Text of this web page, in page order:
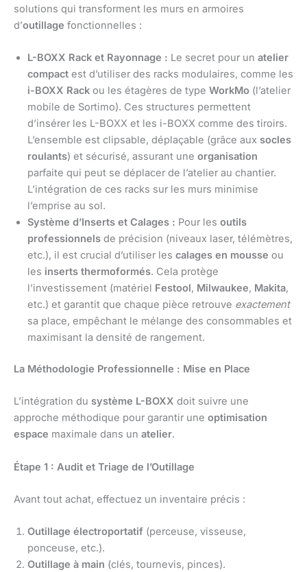
solutions qui transforment les murs en armoires
d’outillage fonctionnelles :
L-BOXX Rack et Rayonnage : Le secret pour un atelier
compact est d’utiliser des racks modulaires, comme les
i-BOXX Rack ou les étagères de type WorkMo (l’atelier
mobile de Sortimo). Ces structures permettent
d’insérer les L-BOXX et les i-BOXX comme des tiroirs.
L’ensemble est clipsable, déplaçable (grâce aux socles
roulants) et sécurisé, assurant une organisation
parfaite qui peut se déplacer de l’atelier au chantier.
L’intégration de ces racks sur les murs minimise
l’emprise au sol.
Système d’Inserts et Calages : Pour les outils
professionnels de précision (niveaux laser, télémètres,
etc.), il est crucial d’utiliser les calages en mousse ou
les inserts thermoformés. Cela protège
l’investissement (matériel Festool, Milwaukee, Makita,
etc.) et garantit que chaque pièce retrouve exactement
sa place, empêchant le mélange des consommables et
maximisant la densité de rangement.
La Méthodologie Professionnelle : Mise en Place
L’intégration du système L-BOXX doit suivre une
approche méthodique pour garantir une optimisation
espace maximale dans un atelier.
Étape 1 : Audit et Triage de l’Outillage
Avant tout achat, effectuez un inventaire précis :
Outillage électroportatif (perceuse, visseuse,
ponceuse, etc.).
Outillage à main (clés, tournevis, pinces).